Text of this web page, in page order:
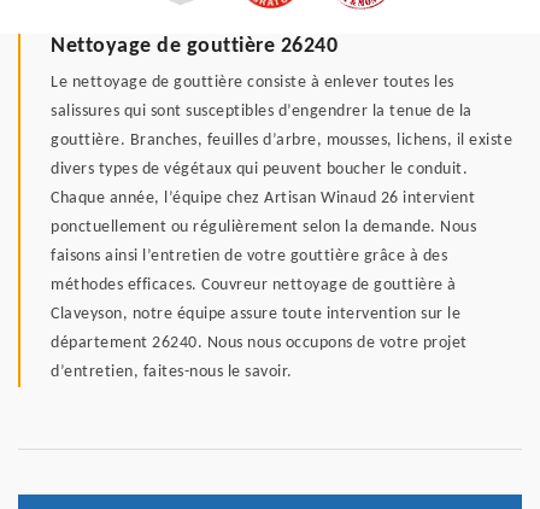
Nettoyage de gouttière 26240
Le nettoyage de gouttière consiste à enlever toutes les
salissures qui sont susceptibles d’engendrer la tenue de la
gouttière. Branches, feuilles d’arbre, mousses, lichens, il existe
divers types de végétaux qui peuvent boucher le conduit.
Chaque année, l’équipe chez Artisan Winaud 26 intervient
ponctuellement ou régulièrement selon la demande. Nous
faisons ainsi l’entretien de votre gouttière grâce à des
méthodes efficaces. Couvreur nettoyage de gouttière à
Claveyson, notre équipe assure toute intervention sur le
département 26240. Nous nous occupons de votre projet
d’entretien, faites-nous le savoir.